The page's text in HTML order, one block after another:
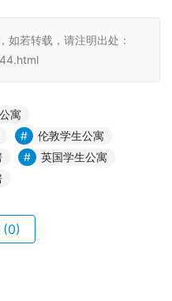
如若转载，请注明出处：
寓
伦敦学生公寓
英国学生公寓
(0)